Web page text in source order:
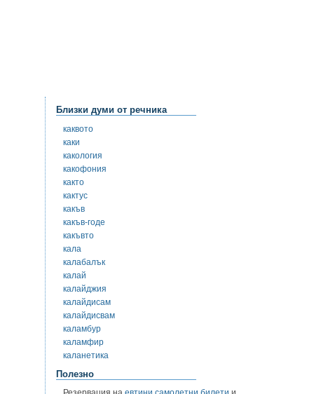
Близки думи от речника
каквото
каки
какология
какофония
както
кактус
какъв
какъв-годе
какъвто
кала
калабалък
калай
калайджия
калайдисам
калайдисвам
каламбур
каламфир
каланетика
Полезно